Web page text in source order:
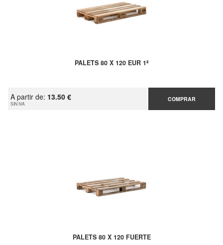
PALETS 80 X 120 EUR 1ª
A partir de: 13.50 €
SIN IVA
COMPRAR
PALETS 80 X 120 FUERTE